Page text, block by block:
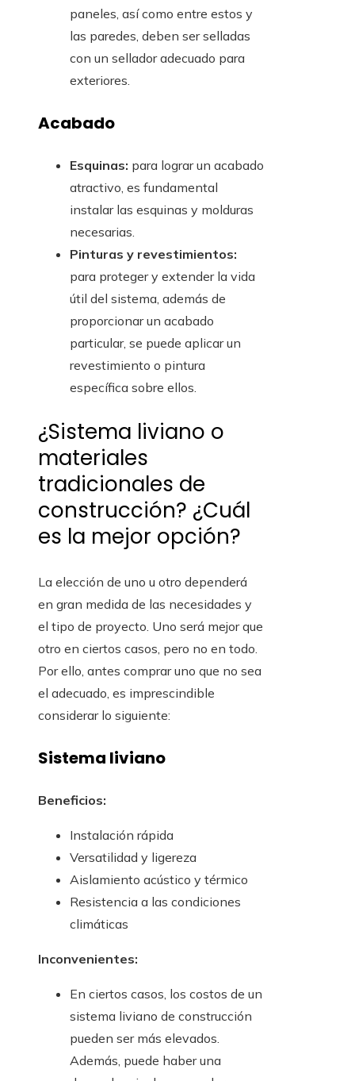
paneles, así como entre estos y
las paredes, deben ser selladas
con un sellador adecuado para
exteriores.
Acabado
Esquinas: para lograr un acabado
atractivo, es fundamental
instalar las esquinas y molduras
necesarias.
Pinturas y revestimientos:
para proteger y extender la vida
útil del sistema, además de
proporcionar un acabado
particular, se puede aplicar un
revestimiento o pintura
específica sobre ellos.
¿Sistema liviano o
materiales
tradicionales de
construcción? ¿Cuál
es la mejor opción?
La elección de uno u otro dependerá
en gran medida de las necesidades y
el tipo de proyecto. Uno será mejor que
otro en ciertos casos, pero no en todo.
Por ello, antes comprar uno que no sea
el adecuado, es imprescindible
considerar lo siguiente:
Sistema liviano
Beneficios:
Instalación rápida
Versatilidad y ligereza
Aislamiento acústico y térmico
Resistencia a las condiciones
climáticas
Inconvenientes:
En ciertos casos, los costos de un
sistema liviano de construcción
pueden ser más elevados.
Además, puede haber una